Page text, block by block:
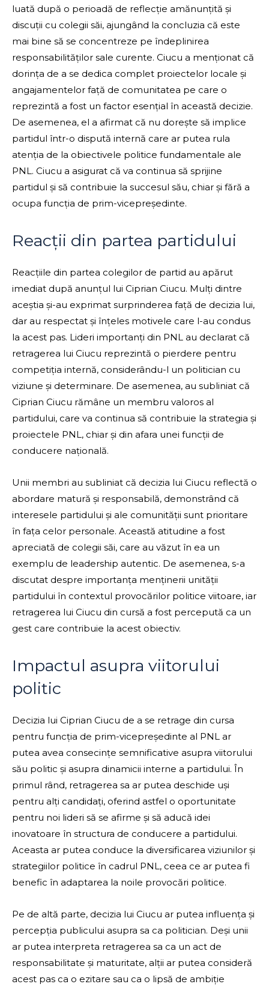
luată după o perioadă de reflecție amănunțită și
discuții cu colegii săi, ajungând la concluzia că este
mai bine să se concentreze pe îndeplinirea
responsabilităților sale curente. Ciucu a menționat că
dorința de a se dedica complet proiectelor locale și
angajamentelor față de comunitatea pe care o
reprezintă a fost un factor esențial în această decizie.
De asemenea, el a afirmat că nu dorește să implice
partidul într-o dispută internă care ar putea rula
atenția de la obiectivele politice fundamentale ale
PNL. Ciucu a asigurat că va continua să sprijine
partidul și să contribuie la succesul său, chiar și fără a
ocupa funcția de prim-vicepreședinte.
Reacții din partea partidului
Reacțiile din partea colegilor de partid au apărut
imediat după anunțul lui Ciprian Ciucu. Mulți dintre
aceștia și-au exprimat surprinderea față de decizia lui,
dar au respectat și înțeles motivele care l-au condus
la acest pas. Lideri importanți din PNL au declarat că
retragerea lui Ciucu reprezintă o pierdere pentru
competiția internă, considerându-l un politician cu
viziune și determinare. De asemenea, au subliniat că
Ciprian Ciucu rămâne un membru valoros al
partidului, care va continua să contribuie la strategia și
proiectele PNL, chiar și din afara unei funcții de
conducere națională.
Unii membri au subliniat că decizia lui Ciucu reflectă o
abordare matură și responsabilă, demonstrând că
interesele partidului și ale comunității sunt prioritare
în fața celor personale. Această atitudine a fost
apreciată de colegii săi, care au văzut în ea un
exemplu de leadership autentic. De asemenea, s-a
discutat despre importanța menținerii unității
partidului în contextul provocărilor politice viitoare, iar
retragerea lui Ciucu din cursă a fost percepută ca un
gest care contribuie la acest obiectiv.
Impactul asupra viitorului
politic
Decizia lui Ciprian Ciucu de a se retrage din cursa
pentru funcția de prim-vicepreședinte al PNL ar
putea avea consecințe semnificative asupra viitorului
său politic și asupra dinamicii interne a partidului. În
primul rând, retragerea sa ar putea deschide uși
pentru alți candidați, oferind astfel o oportunitate
pentru noi lideri să se afirme și să aducă idei
inovatoare în structura de conducere a partidului.
Aceasta ar putea conduce la diversificarea viziunilor și
strategiilor politice în cadrul PNL, ceea ce ar putea fi
benefic în adaptarea la noile provocări politice.
Pe de altă parte, decizia lui Ciucu ar putea influența și
percepția publicului asupra sa ca politician. Deși unii
ar putea interpreta retragerea sa ca un act de
responsabilitate și maturitate, alții ar putea consideră
acest pas ca o ezitare sau ca o lipsă de ambiție